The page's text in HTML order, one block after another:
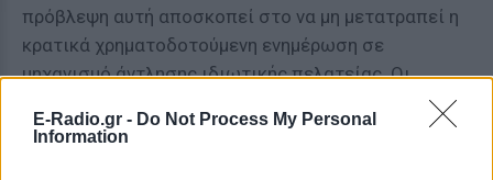
E-Radio.gr - Do Not Process My Personal
Information
πρόβλεψη αυτή αποσκοπεί στο να μη μετατραπεί η
κρατικά χρηματοδοτούμενη ενημέρωση σε
μηχανισμό άντλησης ιδιωτικής πελατείας. Οι
δικηγόροι δεσμεύονται από εμπιστευτικότητα, ενώ
κάθε πληροφορία που γνωστοποιείται στη